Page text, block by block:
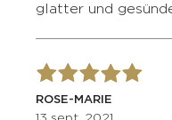
glatter und
ROSE-MARIE